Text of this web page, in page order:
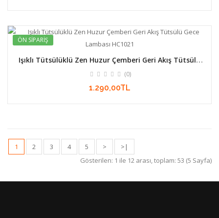
ÖN SIPARIŞ
Işıklı Tütsülüklü Zen Huzur Çemberi Geri Akış Tütsülü
(0)
1.290,00TL
1 2 3 4 5 >
>|
Gösterilen: 1 ile 12 arası, toplam: 53 (5 Sayfa)